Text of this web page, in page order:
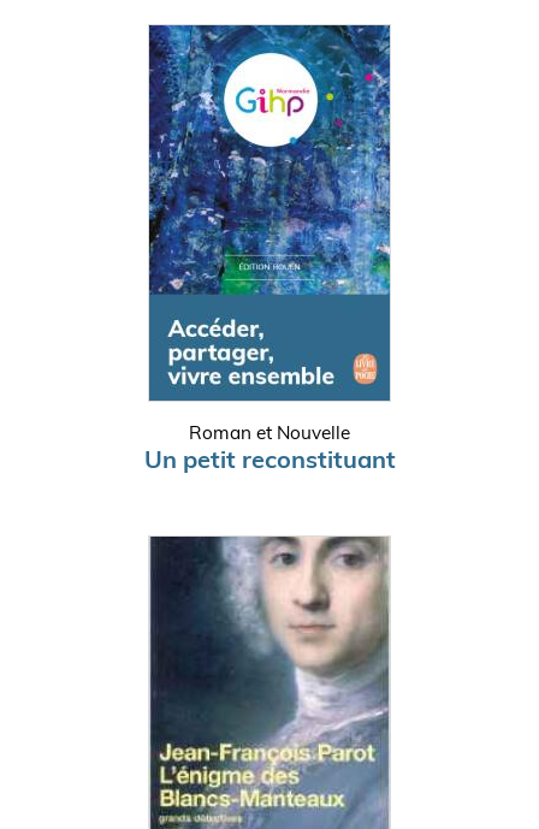
Roman et Nouvelle
Un petit reconstituant